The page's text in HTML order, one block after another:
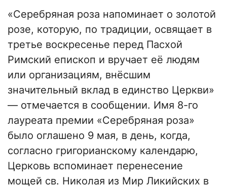
«Серебряная роза напоминает о золотой
розе, которую, по традиции, освящает в
третье воскресенье перед Пасхой
Римский епископ и вручает её людям
или организациям, внёсшим
значительный вклад в единство Церкви»
— отмечается в сообщении. Имя 8-го
лауреата премии «Серебряная роза»
было оглашено 9 мая, в день, когда,
согласно григорианскому календарю,
Церковь вспоминает перенесение
мощей св. Николая из Мир Ликийских в